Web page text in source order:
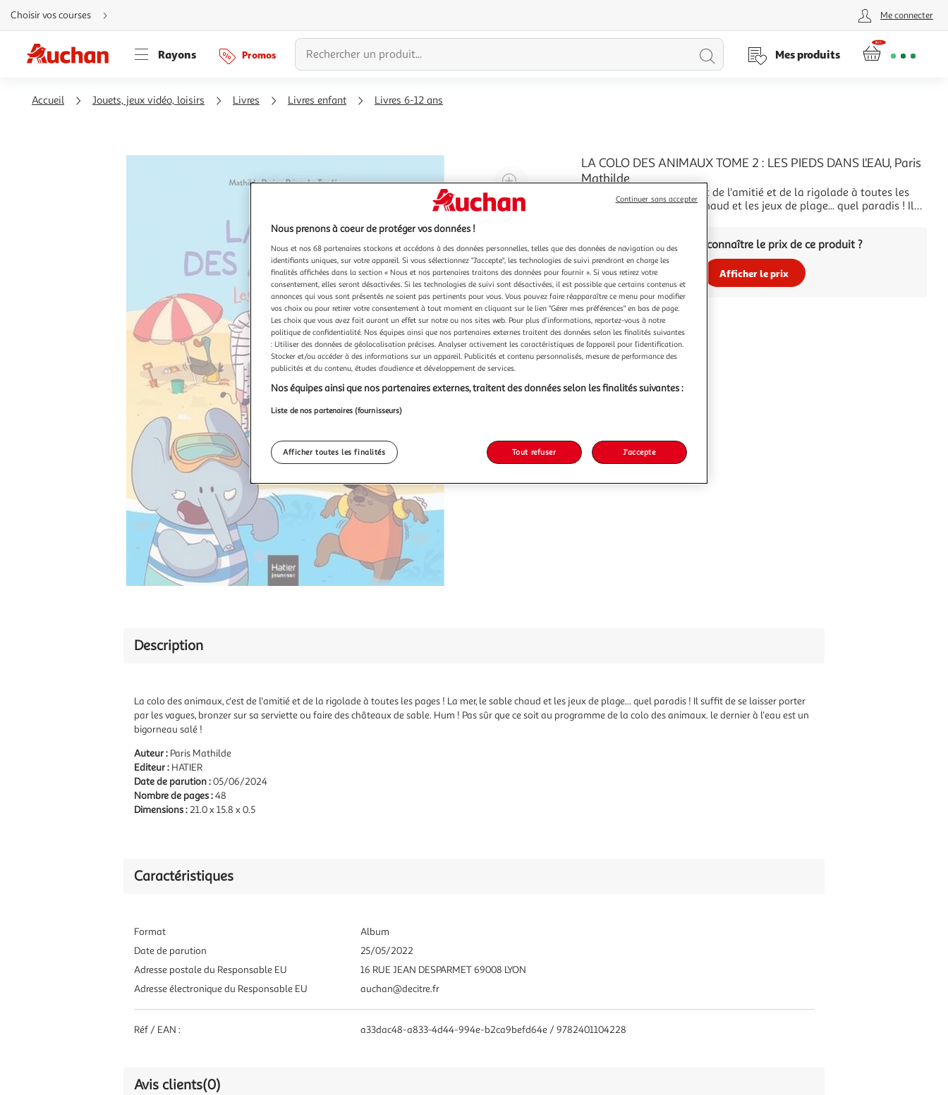
Aller
directement
au
Aller
directement
à
Aller
directement
Choisir vos courses Me connecter
Rayons Promos
Lancer
Mes produits
Accueil Jouets, jeux vidéo, loisirs Livres Livres enfant Livres 6-12 ans
Agrandir
l'illustration
à
Réduire
à
100
%
Partager
le
produit
LA COLO DES ANIMAUX TOME 2 : LES PIEDS DANS L'EAU, Paris
Mathilde
La colo des animaux, c'est de l'amitié et de la rigolade à toutes les
pages ! La mer, le sable chaud et les jeux de plage... quel paradis ! Il
de la colo des anVous voulez connaître le prix de ce produit ?
Afficher le prix
Description
La colo des animaux, c'est de l'amitié et de la rigolade à toutes les pages ! La mer, le sable chaud et les jeux de plage... quel paradis ! Il suffit de se laisser porter
par les vagues, bronzer sur sa serviette ou faire des châteaux de sable. Hum ! Pas sûr que ce soit au programme de la colo des animaux. le dernier à l'eau est un
bigorneau salé !
Auteur : Paris Mathilde
Editeur : HATIER
Date de parution :05/06/2024
Nombre de pages :48
Dimensions :21.0 x 15.8 x 0.5
Caractéristiques
Format
Album
Date de parution
25/05/2022
Adresse postale du Responsable EU
16 RUE JEAN DESPARMET 69008 LYON
Adresse électronique du Responsable EU
auchan@decitre.fr
Réf / EAN : a33dac48-a833-4d44-994e-b2ca9befd64e / 9782401104228
Avis clients(0)
Nous prenons à coeur de protéger vos données !
Nous et nos 68 partenaires stockons et accédons à des données personnelles, telles que des données de navigation ou des
identifiants uniques, sur votre appareil. Si vous sélectionnez "J'accepte", les technologies de suivi prendront en charge les
finalités affichées dans la section « Nous et nos partenaires traitons des données pour fournir ». Si vous retirez votre
consentement, elles seront désactivées. Si les technologies de suivi sont désactivées, il est possible que certains contenus et
annonces qui vous sont présentés ne soient pas pertinents pour vous. Vous pouvez faire réapparaître ce menu pour modifier
vos choix ou pour retirer votre consentement à tout moment en cliquant sur le lien "Gérer mes préférences" en bas de page.
Les choix que vous avez fait auront un effet sur notre ou nos sites web. Pour plus d’informations, reportez-vous à notre
politique de confidentialité. Nos équipes ainsi que nos partenaires externes traitent des données selon les finalités suivantes
: Utiliser des données de géolocalisation précises. Analyser activement les caractéristiques de l’appareil pour l’identification.
Stocker et/ou accéder à des informations sur un appareil. Publicités et contenu personnalisés, mesure de performance des
publicités et du contenu, études d’audience et développement de services.
Nos équipes ainsi que nos partenaires externes, traitent des données selon les finalités suivantes :
Liste de nos partenaires (fournisseurs)
Afficher toutes les finalités Tout refuser J'accepte
Continuer sans accepter